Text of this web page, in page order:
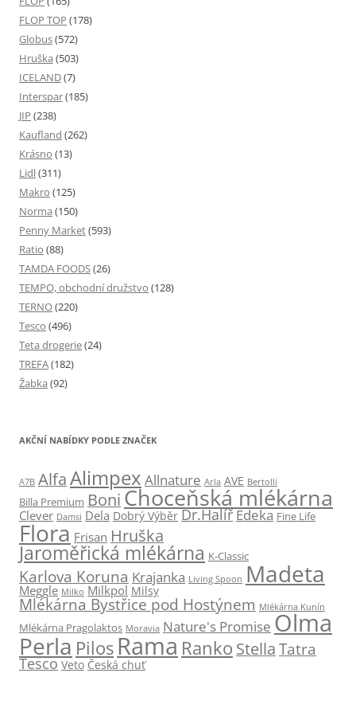
FLOP TOP (178)
Globus(572)
Hruška (503)
ICELAND(7)
Interspar(185)
JIP (238)
Kaufland (262)
Krásno (13)
Lidl(311)
Makro (125)
Norma (150)
Penny Market(593)
Ratio (88)
TAMDA FOODS(26)
TEMPO, obchodní družstvo (128)
TERNO(220)
Tesco (496)
Teta drogerie(24)
TREFA(182)
Žabka (92)
AKČNÍ NABÍDKY PODLE ZNAČEK
A7B AlfaAlimpex Allnature Arla AVE Bertolli
Billa Premium BoniChoceňská mlékárna
Clever Damsi Dela Dobrý Výběr Dr.HalířEdeka Fine Life
Flora Frisan Hruška
Jaroměřická mlékárna K-Classic
Karlova Koruna Krajanka Living Spoon Madeta
Meggle Milko Milkpol Milsy
Mlékárna Bystřice pod Hostýnem Mlékárna Kunín
Mlékárna Pragolaktos Moravia Nature's Promise Olma
Perla PilosRama Ranko Stella Tatra
Tesco Veto Česká chuť